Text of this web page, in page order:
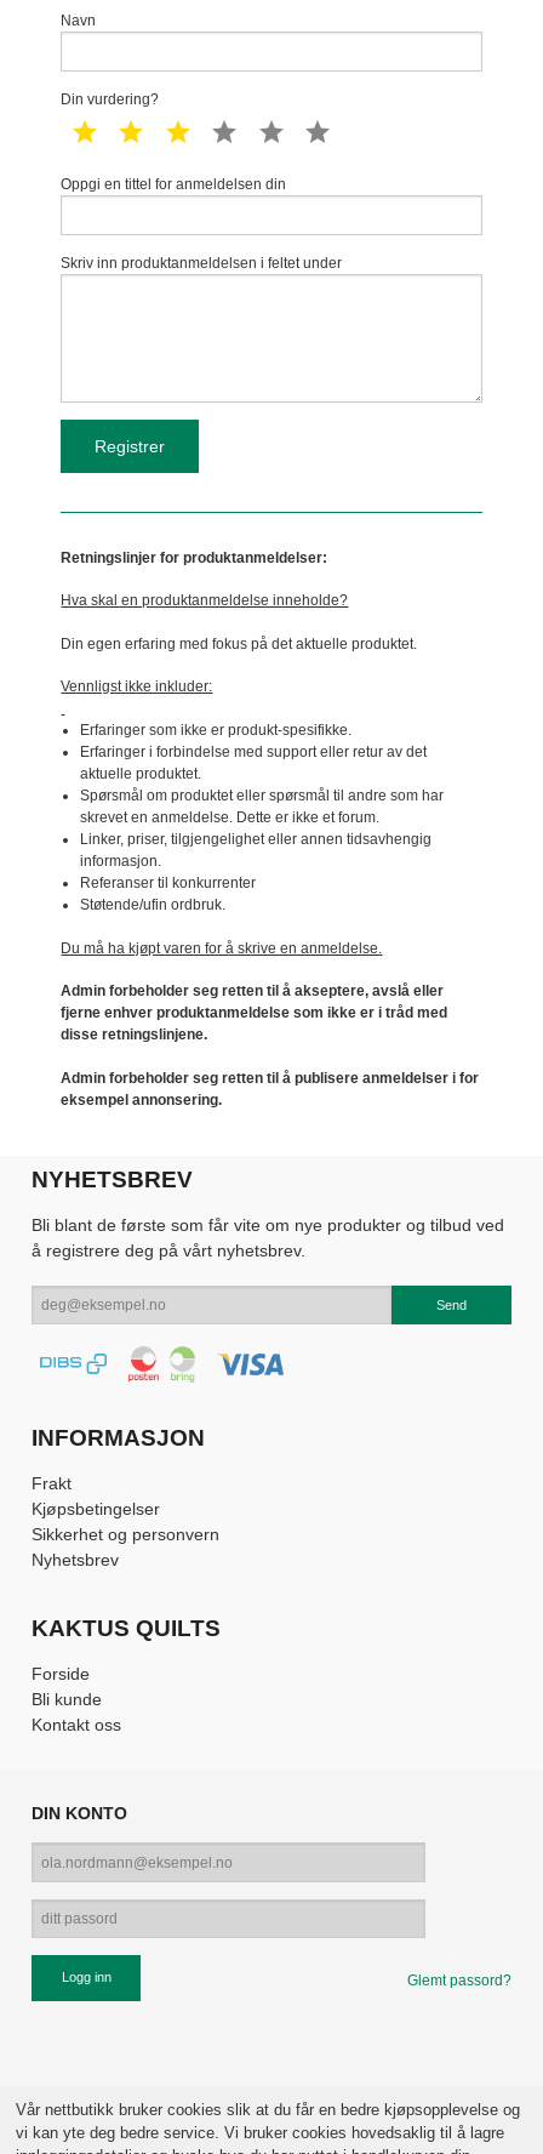
Navn
Din vurdering?
1 star 2 star 3 star 4 star 5 star
Oppgi en tittel for anmeldelsen din
Skriv inn produktanmeldelsen i feltet under
Retningslinjer for produktanmeldelser:
Hva skal en produktanmeldelse inneholde?
Din egen erfaring med fokus på det aktuelle produktet.
Vennligst ikke inkluder:
Erfaringer som ikke er produkt-spesifikke.
Erfaringer i forbindelse med support eller retur av det
aktuelle produktet.
Spørsmål om produktet eller spørsmål til andre som har
skrevet en anmeldelse. Dette er ikke et forum.
Linker, priser, tilgjengelighet eller annen tidsavhengig
informasjon.
Referanser til konkurrenter
Støtende/ufin ordbruk.
Du må ha kjøpt varen for å skrive en anmeldelse.
Admin forbeholder seg retten til å akseptere, avslå eller
fjerne enhver produktanmeldelse som ikke er i tråd med
disse retningslinjene.
Admin forbeholder seg retten til å publisere anmeldelser i for
eksempel annonsering.
NYHETSBREV
Bli blant de første som får vite om nye produkter og tilbud ved
å registrere deg på vårt nyhetsbrev.
INFORMASJON
Frakt
Kjøpsbetingelser
Sikkerhet og personvern
Nyhetsbrev
KAKTUS QUILTS
Forside
Bli kunde
Kontakt oss
DIN KONTO
Glemt passord?
Vår nettbutikk bruker cookies slik at du får en bedre kjøpsopplevelse og
vi kan yte deg bedre service. Vi bruker cookies hovedsaklig til å lagre